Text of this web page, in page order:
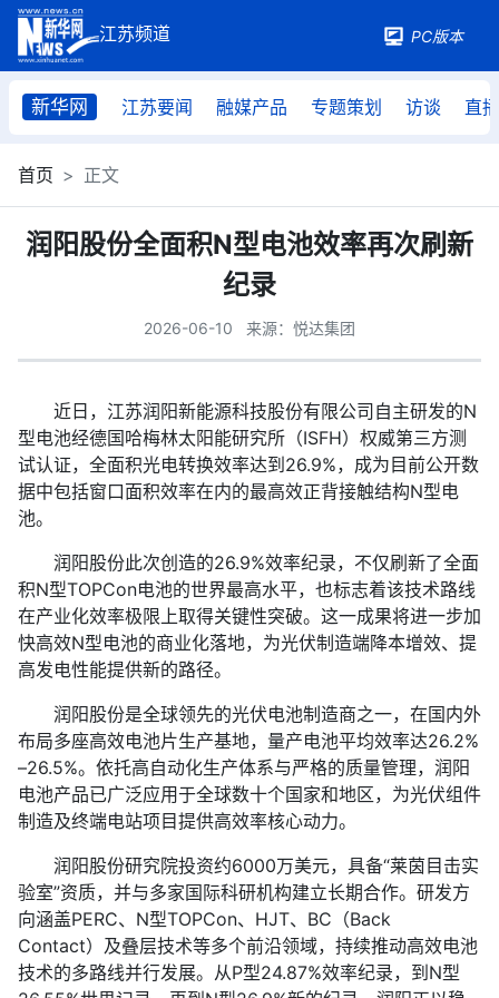
PC版本
新华网 江苏要闻 融媒产品 专题策划 访谈 直播
首页 正文
润阳股份全面积N型电池效率再次刷新
纪录
2026-06-10 来源：悦达集团
近日，江苏润阳新能源科技股份有限公司自主研发的N
型电池经德国哈梅林太阳能研究所（ISFH）权威第三方测
试认证，全面积光电转换效率达到26.9%，成为目前公开数
据中包括窗口面积效率在内的最高效正背接触结构N型电
池。
润阳股份此次创造的26.9%效率纪录，不仅刷新了全面
积N型TOPCon电池的世界最高水平，也标志着该技术路线
在产业化效率极限上取得关键性突破。这一成果将进一步加
快高效N型电池的商业化落地，为光伏制造端降本增效、提
高发电性能提供新的路径。
润阳股份是全球领先的光伏电池制造商之一，在国内外
布局多座高效电池片生产基地，量产电池平均效率达26.2%
–26.5%。依托高自动化生产体系与严格的质量管理，润阳
电池产品已广泛应用于全球数十个国家和地区，为光伏组件
制造及终端电站项目提供高效率核心动力。
润阳股份研究院投资约6000万美元，具备“莱茵目击实
验室”资质，并与多家国际科研机构建立长期合作。研发方
向涵盖PERC、N型TOPCon、HJT、BC（Back
Contact）及叠层技术等多个前沿领域，持续推动高效电池
技术的多路线并行发展。从P型24.87%效率纪录，到N型